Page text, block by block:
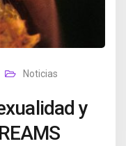
Noticias
y